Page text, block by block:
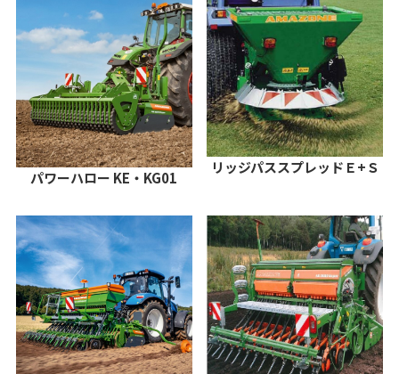
パワーハロー KE・KG01
リッジパススプレッドＥ+Ｓ